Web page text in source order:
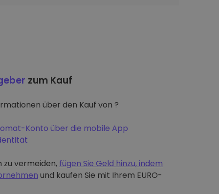
zum Kauf
über den Kauf von ?
Konto über die mobile App
vermeiden, fügen Sie Geld hinzu, indem
und kaufen Sie mit Ihrem EURO-